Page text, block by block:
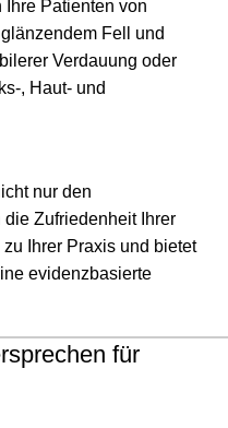
Patienten von
Fell und
Verdauung oder
, Haut- und
nur den
Zufriedenheit Ihrer
Ihrer Praxis und bietet
evidenzbasierte
für